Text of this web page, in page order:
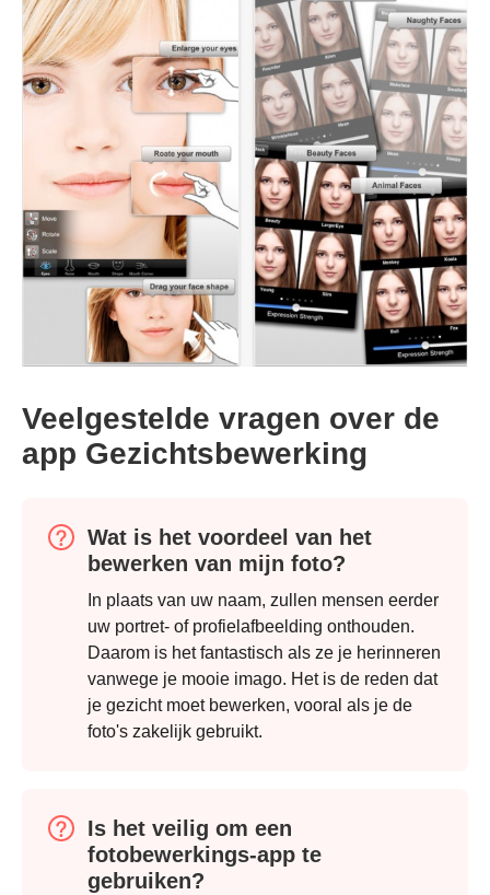
Veelgestelde vragen over de
app Gezichtsbewerking
Wat is het voordeel van het
bewerken van mijn foto?
In plaats van uw naam, zullen mensen eerder
uw portret- of profielafbeelding onthouden.
Daarom is het fantastisch als ze je herinneren
vanwege je mooie imago. Het is de reden dat
je gezicht moet bewerken, vooral als je de
foto's zakelijk gebruikt.
Is het veilig om een
fotobewerkings-app te
gebruiken?